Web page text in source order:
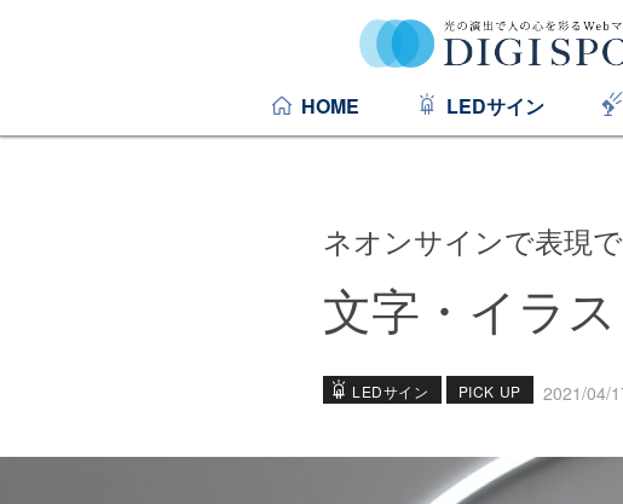
HOME LEDサイン
ネオンサインで表現
文字・イラ
LEDサイン PICK UP 2021/04/